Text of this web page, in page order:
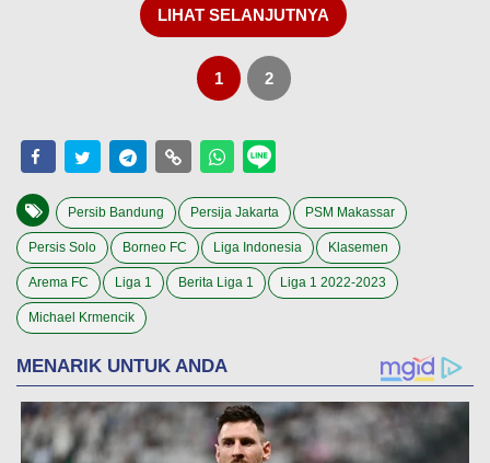
LIHAT SELANJUTNYA
1 2
Persib Bandung Persija Jakarta PSM Makassar
Persis Solo Borneo FC Liga Indonesia Klasemen
Arema FC Liga 1 Berita Liga 1 Liga 1 2022-2023
Michael Krmencik